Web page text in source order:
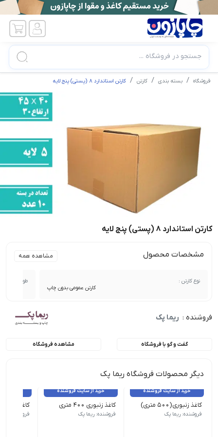
جستجو در فروشگاه ...
فروشگاه بسته بندی کارتن کارتن استاندارد 8 (پستی) پنج لایه
کارتن استاندارد 8 (پستی) پنج لایه
مشخصات محصول مشاهده همه
نوع کارتن :
کارتن عمومی بدون چاپ
طول :
فروشنده : ریما پک
گفت و گو با فروشگاه مشاهده فروشگاه
دیگر محصولات فروشگاه ریما پک
خرید از سایت فروشنده
کاغذ زنبوری(۵۰۰ متری)
فروشنده: ریما پک
خرید از سایت فروشنده
کاغذ زنبوری ۴۰۰ متری
فروشنده: ریما پک
کاغذ زنبوری ۳۰۰
فروشنده: